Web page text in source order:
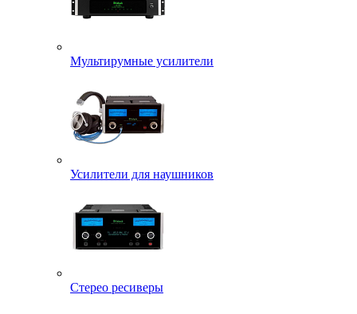
Мультирумные усилители
Усилители для наушников
Стерео ресиверы